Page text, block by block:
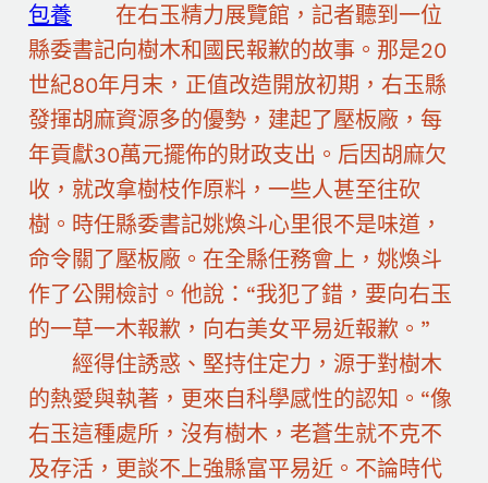
包養在右玉精力展覽館，記者聽到一位
縣委書記向樹木和國民報歉的故事。那是20
世紀80年月末，正值改造開放初期，右玉縣
發揮胡麻資源多的優勢，建起了壓板廠，每
年貢獻30萬元擺佈的財政支出。后因胡麻欠
收，就改拿樹枝作原料，一些人甚至往砍
樹。時任縣委書記姚煥斗心里很不是味道，
命令關了壓板廠。在全縣任務會上，姚煥斗
作了公開檢討。他說：“我犯了錯，要向右玉
的一草一木報歉，向右美女平易近報歉。”
經得住誘惑、堅持住定力，源于對樹木
的熱愛與執著，更來自科學感性的認知。“像
右玉這種處所，沒有樹木，老蒼生就不克不
及存活，更談不上強縣富平易近。不論時代